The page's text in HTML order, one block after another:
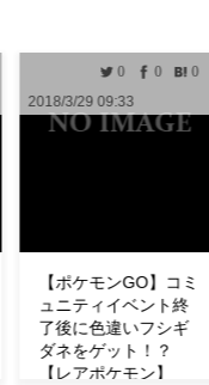
0 0
2018/3/29 07:45
【ポケモンGO】タ
クに関わる新情報
も！リサーチの設計
コンセプト等を公式
が解説！【新機能】